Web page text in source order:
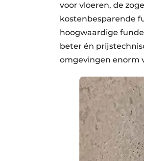
voor vloeren, de
kostenbesparende
hoogwaardige
beter én
omgevingen enorm